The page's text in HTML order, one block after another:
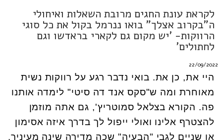
לקראת עונת החגים מרובת השאלות ואיחולי
ה"בקרוב אצלך" בואו ננרמל בקול את כל סוגי
הרווקות- 'יש מקום גם לקארי בראדשו וגם
לחתולים'
22/09/2022
היי את, כן את. בואי נדבר רגע על רווקות נשית
מאוחרת ומה ש"סקס אנד דה סיטי" לימדה אותנו
פה. הקורא בצלאל סמוטריץ', גם אתה מוזמן
להצטרף אלינו ואולי ייפול לך בדרך איזה אסימון
או שניים לגבי "הבעיה" שכה מדירה שינה מעיניך.